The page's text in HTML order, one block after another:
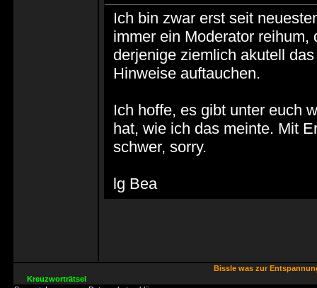
Ich bin zwar erst seit
immer ein Moderator
derjenige ziemlich akutell
Hinweise auftauchen.
Ich hoffe, es gibt unter euch
hat, wie ich das meinte. Mit
schwer, sorry.
lg Bea
Bissle was zur
Kreuzworträtsel